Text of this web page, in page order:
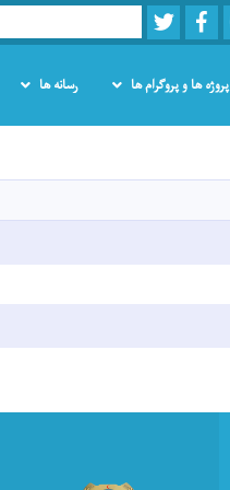
Youtube
Facebook
Twitter
Search
پروژه ها و پروگرام ها رسانه ها